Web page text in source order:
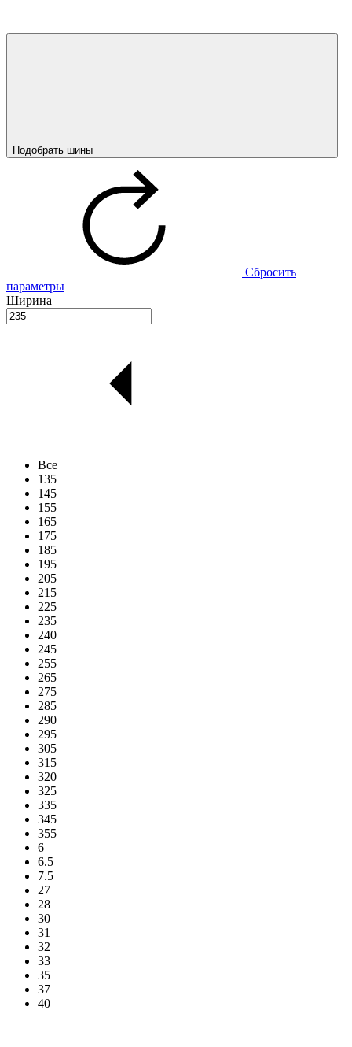
Подобрать шины
Сбросить
параметры
Ширина
Все
135
145
155
165
175
185
195
205
215
225
235
240
245
255
265
275
285
290
295
305
315
320
325
335
345
355
6
6.5
7.5
27
28
30
31
32
33
35
37
40